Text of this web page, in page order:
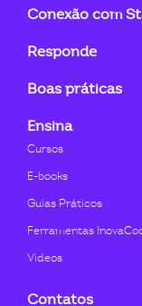
Conexão com
Responde
Boas práticas
Ensina
Cursos
E-books
Guias Práticos
Ferramentas
Videos
Contatos